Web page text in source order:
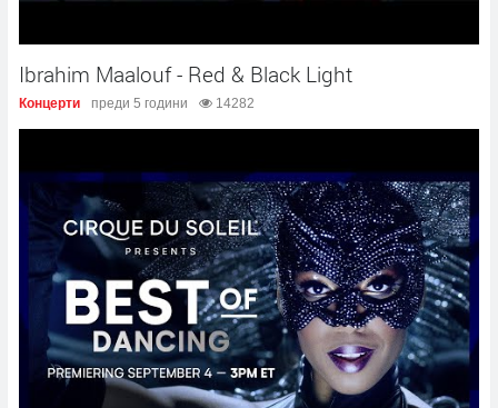
Ibrahim Maalouf - Red & Black Light
Концерти преди 5 години 14282